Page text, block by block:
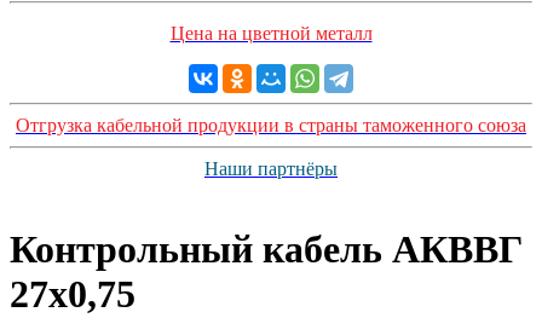
Цена на цветной металл
Отгрузка кабельной продукции в страны таможенного союза
Наши партнёры
Контрольный кабель AКВВГ
27х0,75